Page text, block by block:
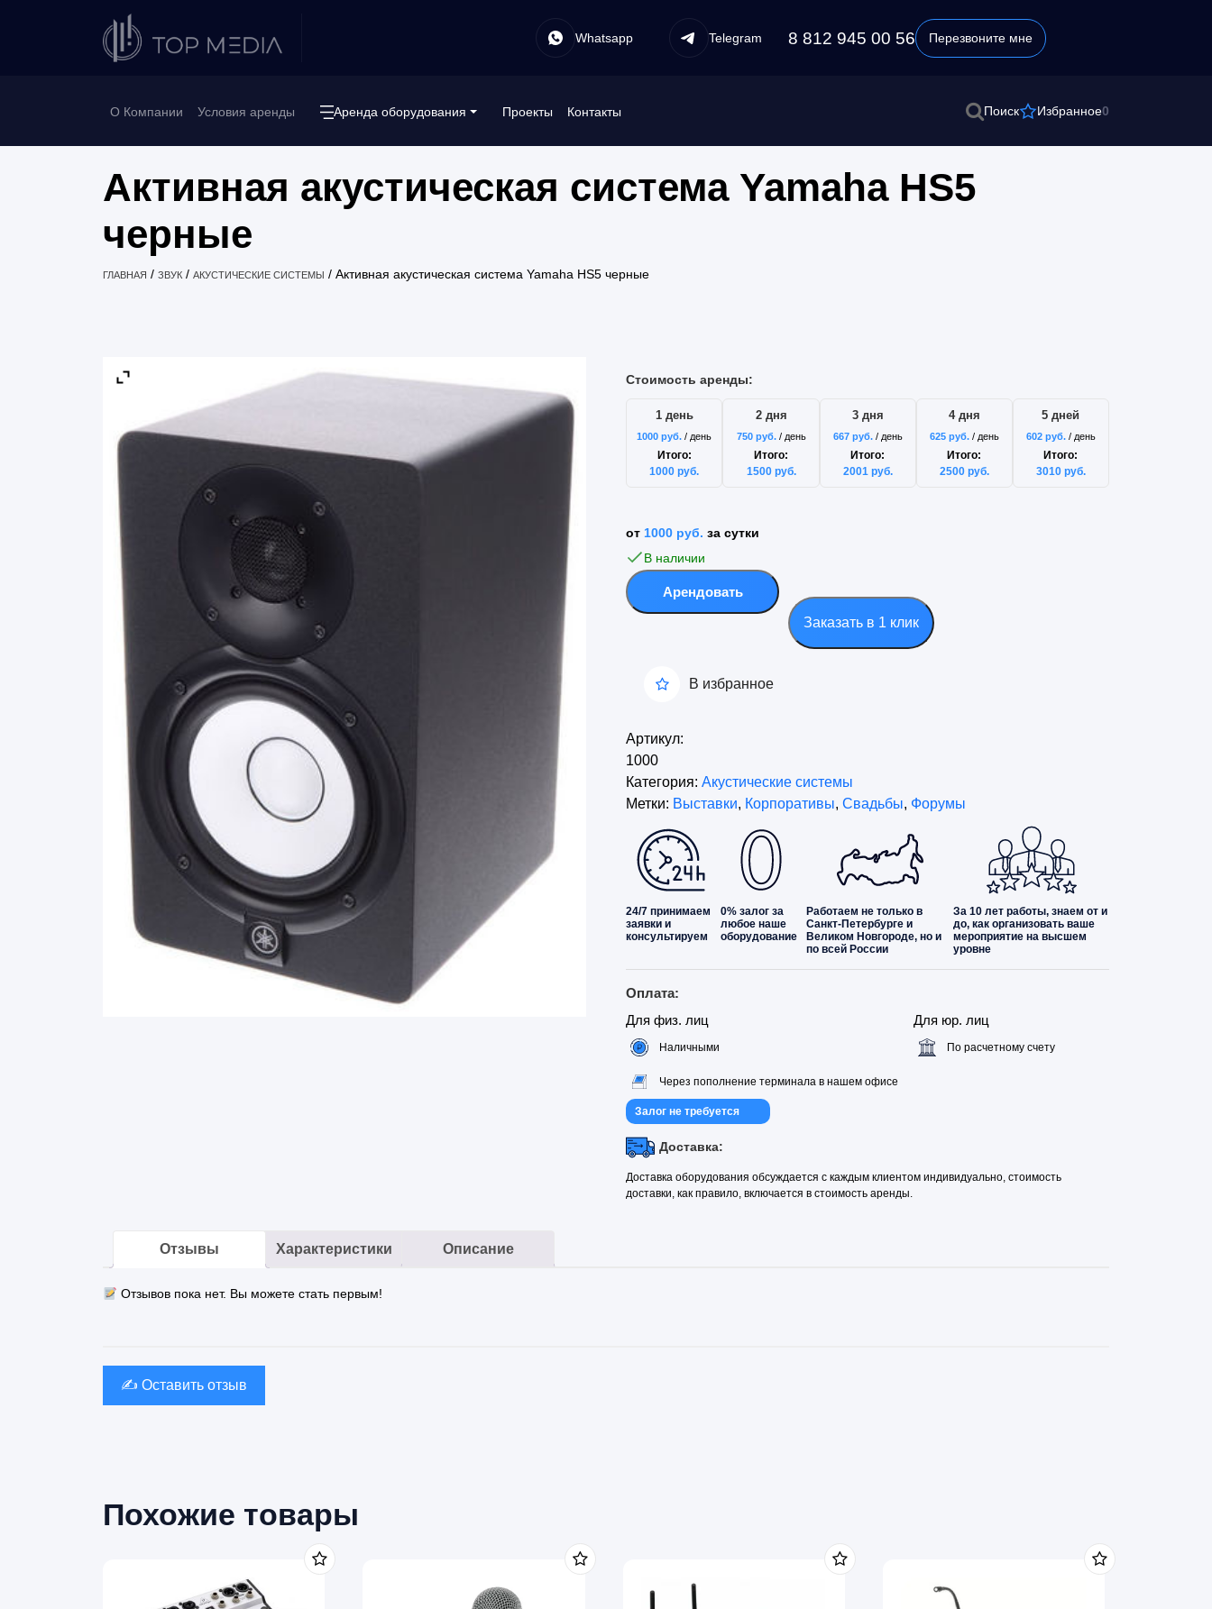
Whatsapp Telegram 8 812 945 00 56 Перезвоните мне
О Компании Условия аренды Аренда оборудования Проекты Контакты Поиск Избранное0
Активная акустическая система Yamaha HS5
черные
ГЛАВНАЯ / ЗВУК / АКУСТИЧЕСКИЕ СИСТЕМЫ / Активная акустическая система Yamaha HS5 черные
Стоимость аренды:
1 день
1000руб. / день
Итого:
1000руб.
2 дня
750 руб./ день
Итого:
1500 руб.
3 дня
667 руб./ день
Итого:
2001 руб.
4 дня
625 руб./ день
Итого:
2500 руб.
5 дней
602 руб./ день
Итого:
3010 руб.
от1000 руб. за сутки
В наличии
Количество
товара
Yamaha
черные
Арендовать
Заказать в 1 клик
В избранное
Артикул:
1000
Категория:Акустические системы
Метки: Выставки, Корпоративы,Свадьбы, Форумы
24/7 принимаем
заявки и
консультируем
0% залог за
любое наше
оборудование
Работаем не только в
Санкт-Петербурге и
Великом Новгороде, но и
по всей России
За 10 лет работы, знаем от и
до, как организовать ваше
мероприятие на высшем
уровне
Оплата:
Для физ. лиц
Наличными
Через пополнение терминала в нашем офисе
Для юр. лиц
По расчетному счету
Залог не требуется
Доставка:
Доставка оборудования обсуждается с каждым клиентом индивидуально, стоимость
доставки, как правило, включается в стоимость аренды.
Отзывы Характеристики Описание
Отзывов пока нет. Вы можете стать первым!
✍️ Оставить отзыв
Похожие товары